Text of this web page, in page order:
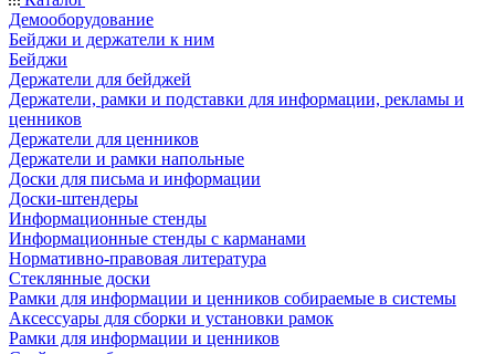
Демооборудование
Бейджи и держатели к ним
Бейджи
Держатели для бейджей
Держатели, рамки и подставки для информации, рекламы и
ценников
Держатели для ценников
Держатели и рамки напольные
Доски для письма и информации
Доски-штендеры
Информационные стенды
Информационные стенды с карманами
Нормативно-правовая литература
Стеклянные доски
Рамки для информации и ценников собираемые в системы
Аксессуары для сборки и установки рамок
Рамки для информации и ценников